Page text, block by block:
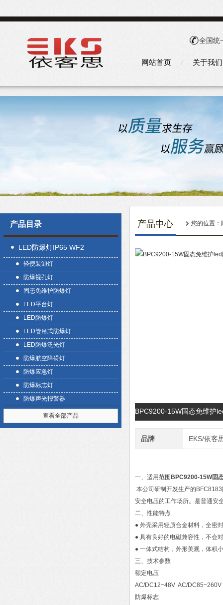
全国统
网站首页 关于我们
产品目录
LED防爆灯IP65 WF2
轻便装卸灯
防爆视孔灯
固态免维护防爆灯
LED平台灯
LED防爆灯
LED管吊式防爆灯
LED防爆泛光灯
防爆航空障碍灯
防爆应急灯
防爆标志灯
防爆声光报警器
查看全部产品
产品中心 您的位置：
BPC9200-15W固态免维护
品牌 EKS/依客
一、适用范围 BPC9200-15W固
本公司研制开发生产的
安全电压的工作场所。是普通安
二、性能特点
● 外壳采用轻质合金材料，全密
● 具有良好的电磁兼容性，不会
● 一体式结构，外形美观，体积
三、技术参数
额定电压
AC/DC12~48V AC/
防爆标志